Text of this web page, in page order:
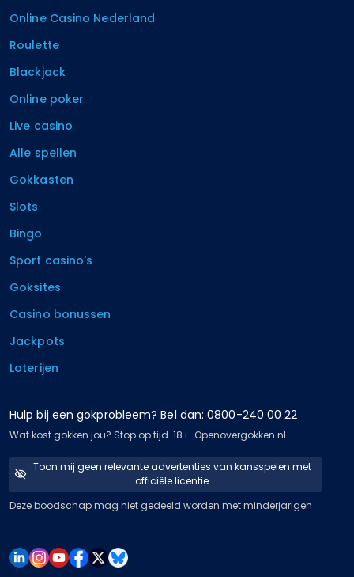
Online Casino Nederland
Roulette
Blackjack
Online poker
Live casino
Alle spellen
Gokkasten
Slots
Bingo
Sport casino's
Goksites
Casino bonussen
Jackpots
Loterijen
Hulp bij een gokprobleem? Bel dan: 0800-240 00 22
Wat kost gokken jou? Stop op tijd. 18+. Openovergokken.nl.
Toon mij geen relevante advertenties van kansspelen met
officiële licentie
Deze boodschap mag niet gedeeld worden met minderjarigen